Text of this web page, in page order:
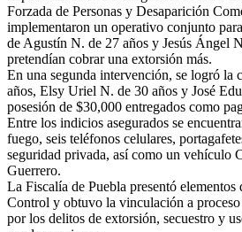
Forzada de Personas y Desaparición
implementaron un operativo conjunto
de Agustín N. de 27 años y Jesús Ángel
pretendían cobrar una extorsión más.
En una segunda intervención, se logró la
años, Elsy Uriel N. de 30 años y José
posesión de $30,000 entregados como
Entre los indicios asegurados se
fuego, seis teléfonos celulares,
seguridad privada, así como un vehículo
Guerrero.
La Fiscalía de Puebla presentó elementos
Control y obtuvo la vinculación a
por los delitos de extorsión, secuestro y